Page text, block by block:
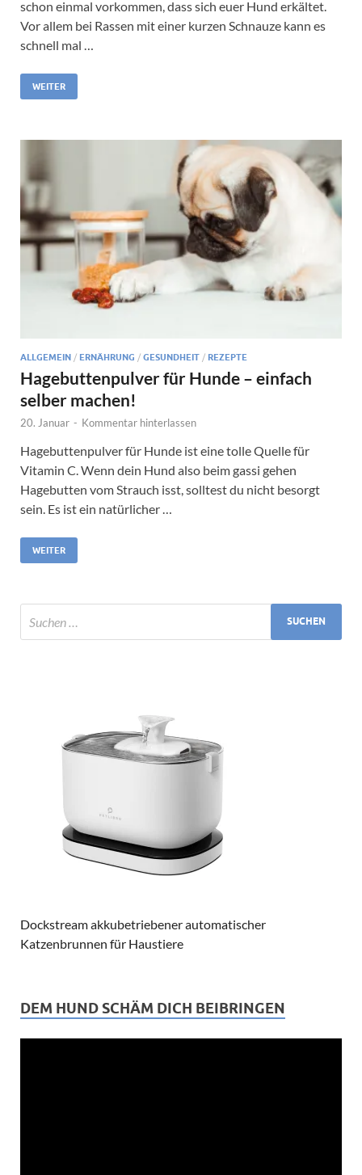
schon einmal vorkommen, dass sich euer Hund erkältet.
Vor allem bei Rassen mit einer kurzen Schnauze kann es
schnell mal …
WEITER
ALLGEMEIN / ERNÄHRUNG / GESUNDHEIT / REZEPTE
Hagebuttenpulver für Hunde – einfach
selber machen!
20. Januar - Kommentar hinterlassen
Hagebuttenpulver für Hunde ist eine tolle Quelle für
Vitamin C. Wenn dein Hund also beim gassi gehen
Hagebutten vom Strauch isst, solltest du nicht besorgt
sein. Es ist ein natürlicher …
WEITER
Dockstream akkubetriebener automatischer
Katzenbrunnen für Haustiere
DEM HUND SCHÄM DICH BEIBRINGEN